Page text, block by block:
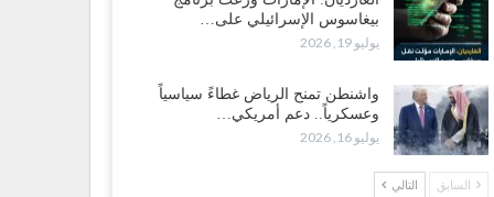
بعد اقتحام منزل شيخ بارز.. قبائل الصحراء
تبدأ احتشاداً على الحدود السعودية..!
2, 2026
غضبٍ جنوباً.. دعوات لإغلاق مطرح فدغم مع تحوله من
للتجنيد إلى ساحة لتصفية قادة التحالف..!
2, 2026
بيغاسوس الإسرائيلي على…
يوليو 19, 2026
واشنطن تمنح الرياض غطاءً سياسياً
وعسكرياً.. دعم أمريكي…
يوليو 16, 2026
السابق التالي